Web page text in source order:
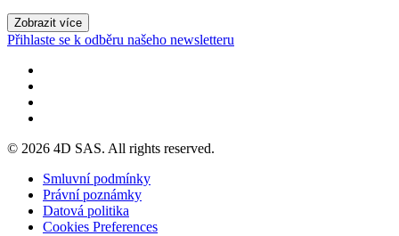
Zobrazit více
Přihlaste se k odběru našeho newsletteru
© 2026 4D SAS. All rights reserved.
Smluvní podmínky
Právní poznámky
Datová politika
Cookies Preferences